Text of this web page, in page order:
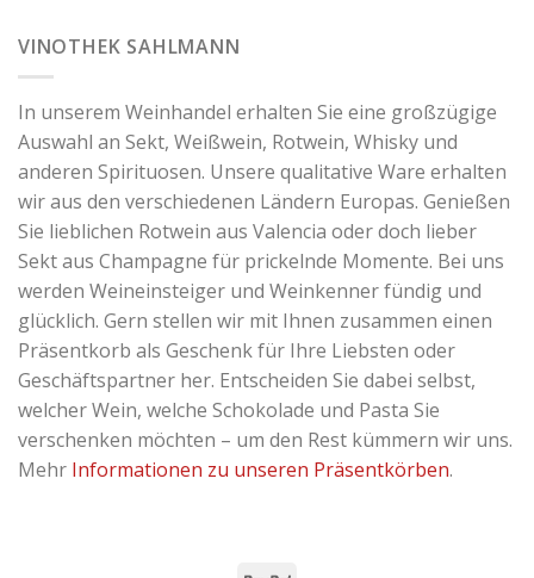
VINOTHEK SAHLMANN
In unserem Weinhandel erhalten Sie eine großzügige
Auswahl an Sekt, Weißwein, Rotwein, Whisky und
anderen Spirituosen. Unsere qualitative Ware erhalten
wir aus den verschiedenen Ländern Europas. Genießen
Sie lieblichen Rotwein aus Valencia oder doch lieber
Sekt aus Champagne für prickelnde Momente. Bei uns
werden Weineinsteiger und Weinkenner fündig und
glücklich. Gern stellen wir mit Ihnen zusammen einen
Präsentkorb als Geschenk für Ihre Liebsten oder
Geschäftspartner her. Entscheiden Sie dabei selbst,
welcher Wein, welche Schokolade und Pasta Sie
verschenken möchten – um den Rest kümmern wir uns.
Mehr Informationen zu unseren Präsentkörben.